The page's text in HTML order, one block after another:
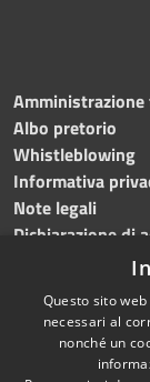
Albo pretorio
Whistleblowing
Informativa
Note legali
Dichiarazione di
Accessibilità
Questo sito
necessari al
nonché un